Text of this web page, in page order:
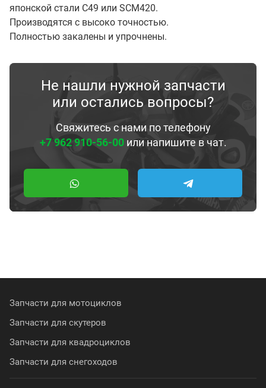
японской стали С49 или SCM420.
Производятся с высоко точностью.
Полностью закалены и упрочнены.
Не нашли нужной запчасти
или остались вопросы?
Свяжитесь с нами по телефону
+7 962 910-56-00или напишите в чат.
Запчасти для мотоциклов
Запчасти для скутеров
Запчасти для квадроциклов
Запчасти для снегоходов